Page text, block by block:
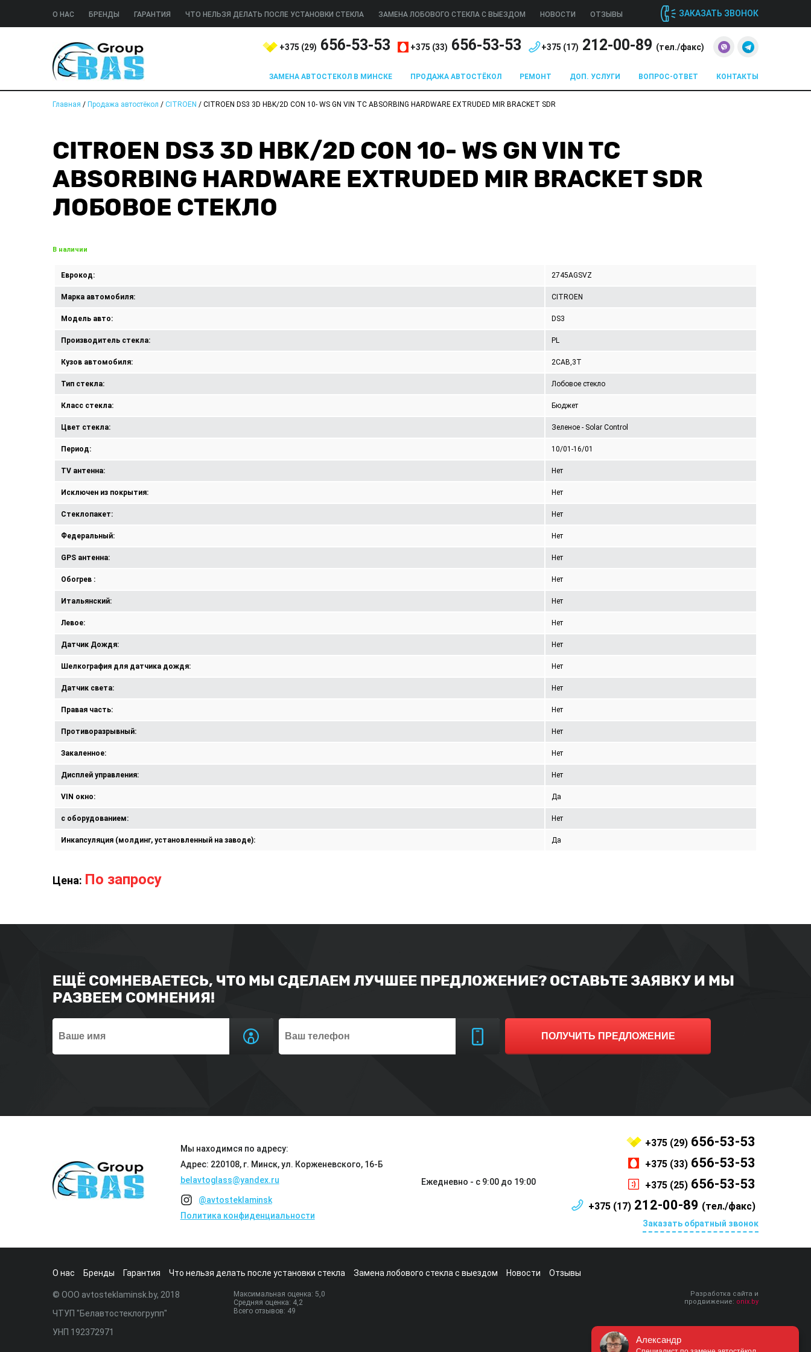
О НАС БРЕНДЫ ГАРАНТИЯ ЧТО НЕЛЬЗЯ ДЕЛАТЬ ПОСЛЕ УСТАНОВКИ СТЕКЛА ЗАМЕНА ЛОБОВОГО СТЕКЛА С ВЫЕЗДОМ НОВОСТИ ОТЗЫВЫ ЗАКАЗАТЬ ЗВОНОК
+375 (29) 656-53-53 +375 (33) 656-53-53 +375 (17) 212-00-89 (тел./факс)
ЗАМЕНА АВТОСТЕКОЛ В МИНСКЕ ПРОДАЖА АВТОСТЁКОЛ РЕМОНТ ДОП. УСЛУГИ ВОПРОС-ОТВЕТ КОНТАКТЫ
Главная / Продажа автостёкол / CITROEN / CITROEN DS3 3D HBK/2D CON 10- WS GN VIN TC ABSORBING HARDWARE EXTRUDED MIR BRACKET SDR
CITROEN DS3 3D HBK/2D CON 10- WS GN VIN TC
ABSORBING HARDWARE EXTRUDED MIR BRACKET SDR
ЛОБОВОЕ СТЕКЛО
В наличии
Еврокод: 2745AGSVZ
Марка автомобиля: CITROEN
Модель авто: DS3
Производитель стекла: PL
Кузов автомобиля: 2CAB,3T
Тип стекла: Лобовое стекло
Класс стекла: Бюджет
Цвет стекла: Зеленое - Solar Control
Период: 10/01-16/01
TV антенна: Нет
Исключен из покрытия: Нет
Стеклопакет: Нет
Федеральный: Нет
GPS антенна: Нет
Обогрев : Нет
Итальянский: Нет
Левое: Нет
Датчик Дождя: Нет
Шелкография для датчика дождя: Нет
Датчик света: Нет
Правая часть: Нет
Противоразрывный: Нет
Закаленное: Нет
Дисплей управления: Нет
VIN окно: Да
с оборудованием: Нет
Инкапсуляция (молдинг, установленный на заводе): Да
Цена: По запросу
ЕЩЁ СОМНЕВАЕТЕСЬ, ЧТО МЫ СДЕЛАЕМ ЛУЧШЕЕ ПРЕДЛОЖЕНИЕ? ОСТАВЬТЕ ЗАЯВКУ И МЫ
РАЗВЕЕМ СОМНЕНИЯ!
ПОЛУЧИТЬ ПРЕДЛОЖЕНИЕ
Мы находимся по адресу:
Адрес: 220108, г. Минск, ул. Корженевского, 16-Б
belavtoglass@yandex.ru
@avtosteklaminsk
Политика конфиденциальности
Ежедневно - с 9:00 до 19:00
+375 (29)656-53-53
+375 (33)656-53-53
+375 (25)656-53-53
+375 (17)212-00-89 (тел./факс)
Заказать обратный звонок
О нас Бренды Гарантия Что нельзя делать после установки стекла Замена лобового стекла с выездом Новости Отзывы
© ООО avtosteklaminsk.by, 2018
ЧТУП "Белавтостеклогрупп"
УНП 192372971
Максимальная оценка: 5,0
Средняя оценка: 4,2
Всего отзывов: 49
Разработка сайта и
продвижение: onix.by
Александр